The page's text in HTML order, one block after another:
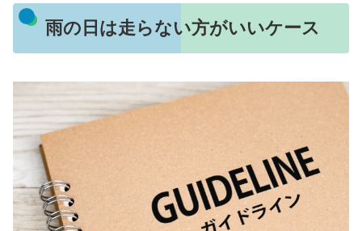
雨の日は走らない方がいいケース